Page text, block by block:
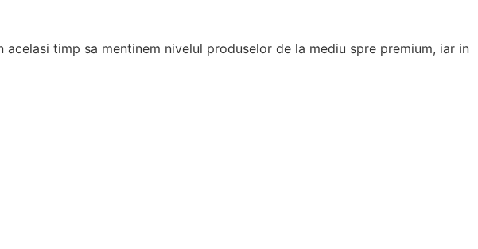
timp sa mentinem nivelul produselor de la mediu spre premium, iar in